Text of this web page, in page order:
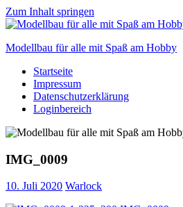
Zum Inhalt springen
Modellbau für alle mit Spaß am Hobby
Scale
modelling
to
Startseite
Impressum
Datenschutzerklärung
Loginbereich
IMG_0009
10. Juli 2020 Warlock